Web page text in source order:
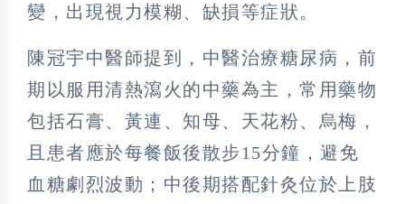
變，出現視力模糊、缺損等症狀。
陳冠宇中醫師提到，中醫治療糖尿病，前
期以服用清熱瀉火的中藥為主，常用藥物
包括石膏、黃連、知母、天花粉、烏梅，
且患者應於每餐飯後散步15分鐘，避免
血糖劇烈波動；中後期搭配針灸位於上肢